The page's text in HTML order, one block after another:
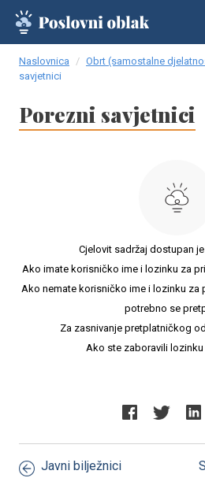
Naslovnica Obrt (samostalne
savjetnici
Porezni savjetnici
Cjelovit sadržaj dostupan
Ako imate korisničko ime i lozinku za
Ako nemate korisničko ime i lozinku za
potrebno se
Za zasnivanje pretplatničkog
Ako ste zaboravili lozinku
Javni bilježnici